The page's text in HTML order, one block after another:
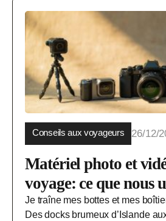
Conseils aux voyageurs 26/12/
Matériel photo et
voyage: ce que nous
Je traîne mes bottes et mes
Des docks brumeux d’Islande